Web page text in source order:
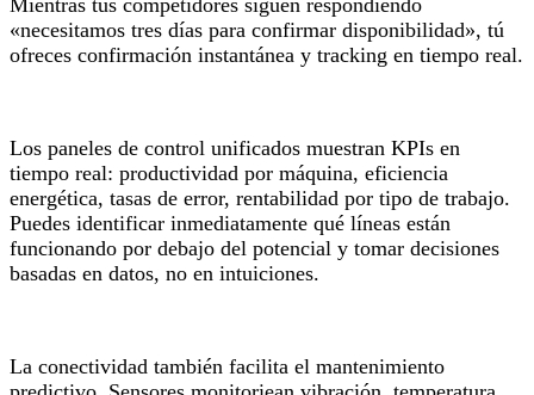
«necesitamos tres días para confirmar disponibilidad», tú
ofreces confirmación instantánea y tracking en tiempo real.
Los paneles de control unificados muestran KPIs en
tiempo real: productividad por máquina, eficiencia
energética, tasas de error, rentabilidad por tipo de trabajo.
Puedes identificar inmediatamente qué líneas están
funcionando por debajo del potencial y tomar decisiones
basadas en datos, no en intuiciones.
La conectividad también facilita el mantenimiento